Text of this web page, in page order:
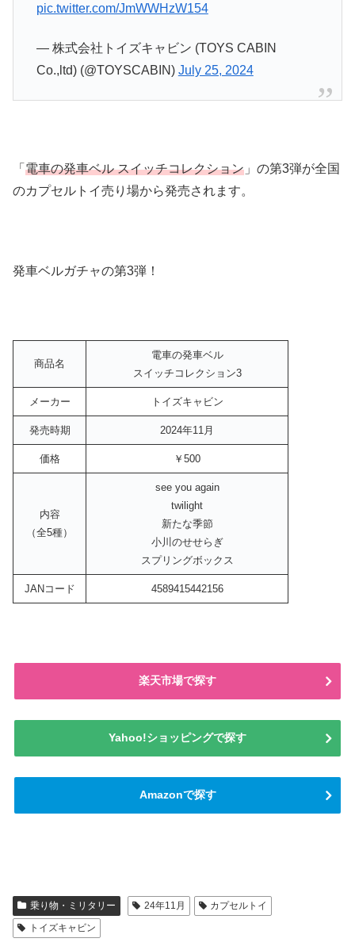
pic.twitter.com/JmWWHzW154
— 株式会社トイズキャビン (TOYS CABIN
Co.,ltd) (@TOYSCABIN) July 25, 2024
「 電車の発車ベル スイッチコレクション 」の第3弾が全国
のカプセルトイ売り場から発売されます。
発車ベルガチャの第3弾！
商品名
電車の発車ベル
スイッチコレクション3
メーカー トイズキャビン
発売時期 2024年11月
価格 ￥500
内容
（全5種）
see you again
twilight
新たな季節
小川のせせらぎ
スプリングボックス
JANコード 4589415442156
楽天市場で探す
Yahoo!ショッピングで探す
Amazonで探す
乗り物・ミリタリー 24年11月
カプセルトイ
トイズキャビン